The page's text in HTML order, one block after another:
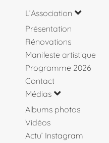
L’Association
Présentation
Rénovations
Manifeste artistique
Programme 2026
Contact
Médias
Albums photos
Vidéos
Actu’ Instagram